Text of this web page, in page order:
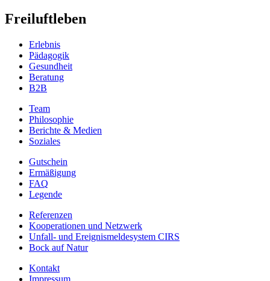
Freiluftleben
Erlebnis
Pädagogik
Gesundheit
Beratung
B2B
Team
Philosophie
Berichte & Medien
Soziales
Gutschein
Ermäßigung
FAQ
Legende
Referenzen
Kooperationen und Netzwerk
Unfall- und Ereignismeldesystem CIRS
Bock auf Natur
Kontakt
Impressum